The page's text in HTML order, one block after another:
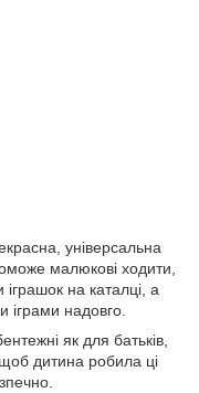
універсальна
малюкові ходити,
на каталці, а
іграми надовго.
як для батьків,
дитина робила ці